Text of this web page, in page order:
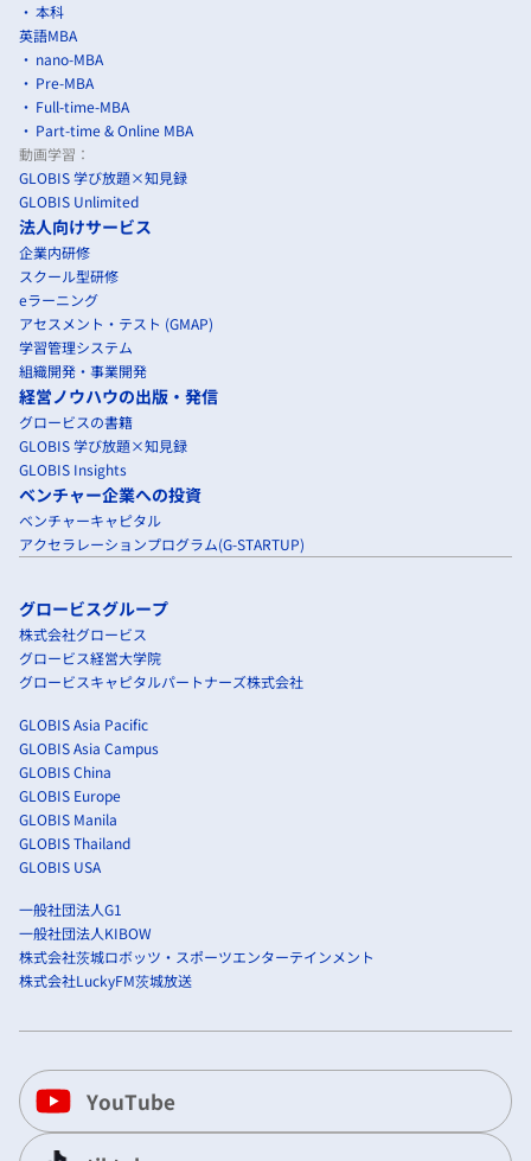
本科
英語MBA
nano-MBA
Pre-MBA
Full-time-MBA
Part-time & Online MBA
動画学習：
GLOBIS 学び放題×知見録
GLOBIS Unlimited
法人向けサービス
企業内研修
スクール型研修
eラーニング
アセスメント・テスト (GMAP)
学習管理システム
組織開発・事業開発
経営ノウハウの出版・発信
グロービスの書籍
GLOBIS 学び放題×知見録
GLOBIS Insights
ベンチャー企業への投資
ベンチャーキャピタル
アクセラレーションプログラム(G-STARTUP)
グロービスグループ
株式会社グロービス
グロービス経営大学院
グロービスキャピタルパートナーズ株式会社
GLOBIS Asia Pacific
GLOBIS Asia Campus
GLOBIS China
GLOBIS Europe
GLOBIS Manila
GLOBIS Thailand
GLOBIS USA
一般社団法人G1
一般社団法人KIBOW
株式会社茨城ロボッツ・スポーツエンターテインメント
株式会社LuckyFM茨城放送
YouTube